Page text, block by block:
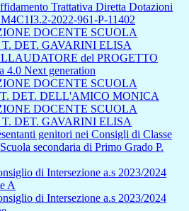
Trattativa Diretta Dotazioni
2022-961-P-11402
DOCENTE SCUOLA
DET. GAVARINI ELISA
del PROGETTO
4.0 Next generation
DOCENTE SCUOLA
DET. DELL'AMICO MONICA
DOCENTE SCUOLA
DET. GAVARINI ELISA
genitori nei Consigli di Classe
secondaria di Primo Grado P.
di Intersezione a.s 2023/2024
A
di Intersezione a.s 2023/2024